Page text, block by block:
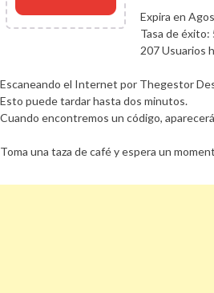
Expira en
Tasa de éxito:
207 Usuarios
Escaneando el Internet por Thegestor
Esto puede tardar hasta dos minutos.
Cuando encontremos un código,
Toma una taza de café y espera un